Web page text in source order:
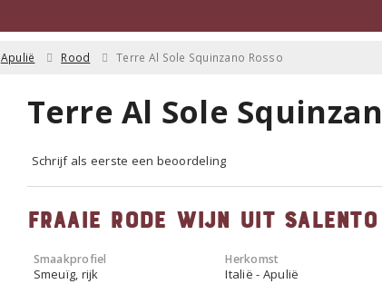
Apulië Rood Terre Al Sole Squinzano Rosso
Terre Al Sole
Schrijf als eerste een beoordeling
Fraaie rode wijn uit Salento
Smaakprofiel
Smeuïg, rijk
Herkomst
Italië - Apulië